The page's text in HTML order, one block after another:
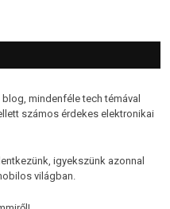
mindenféle tech témával
számos érdekes elektronikai
igyekszünk azonnal
világban.